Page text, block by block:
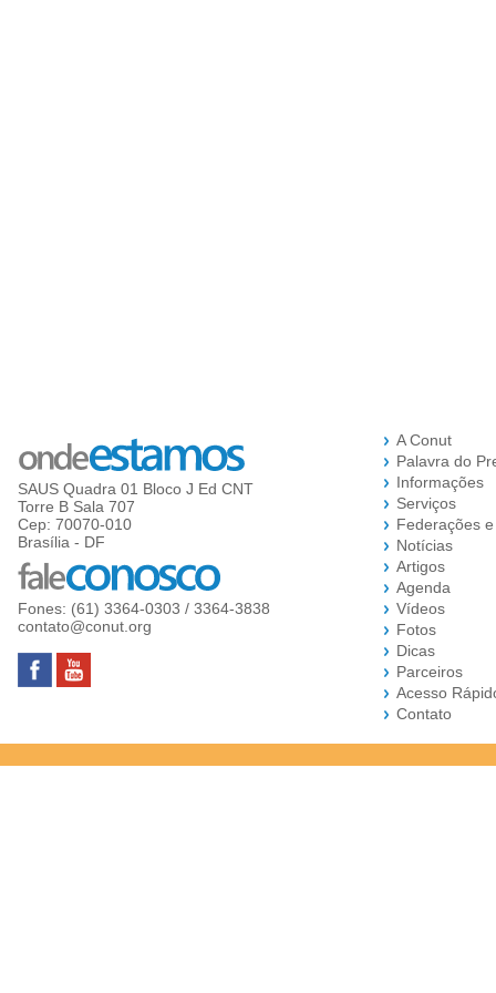
SAUS Quadra 01 Bloco J Ed CNT
Torre B Sala 707
Cep: 70070-010
Brasília - DF
Fones: (61) 3364-0303 / 3364-3838
contato@conut.org
A Conut
Palavra do
Informações
Serviços
Federações
Notícias
Artigos
Agenda
Vídeos
Fotos
Dicas
Parceiros
Acesso
Contato